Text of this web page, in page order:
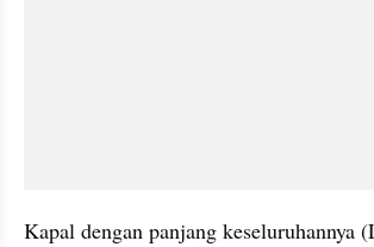
Kapal dengan panjang keseluruhannya